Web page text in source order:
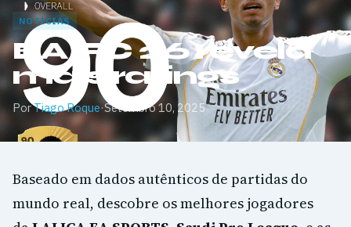
NOTÍCIAS
EA FC 26 revela
mais ratings
PorTiago Roque·Setembro 10, 2025
Baseado em dados autênticos de partidas do
mundo real, descobre os melhores jogadores